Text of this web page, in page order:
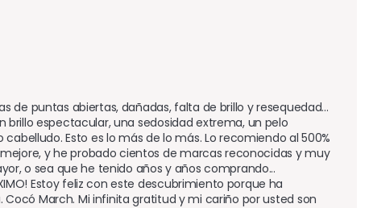
de puntas abiertas, dañadas, falta de brillo y resequedad...
brillo espectacular, una sedosidad extrema, un pelo
Esto es lo más de lo más. Lo recomiendo al 500%
y he probado cientos de marcas reconocidas y muy
o sea que he tenido años y años comprando...
Estoy feliz con este descubrimiento porque ha
Cocó March. Mi infinita gratitud y mi cariño por usted son